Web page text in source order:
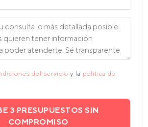
del servicio y la política de
3 PRESUPUESTOS SIN
COMPROMISO